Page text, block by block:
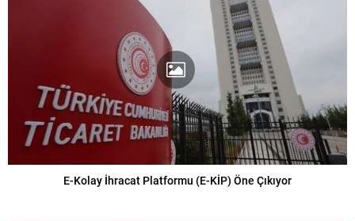
E-Kolay İhracat Platformu (E-KİP) Öne Çıkıyor